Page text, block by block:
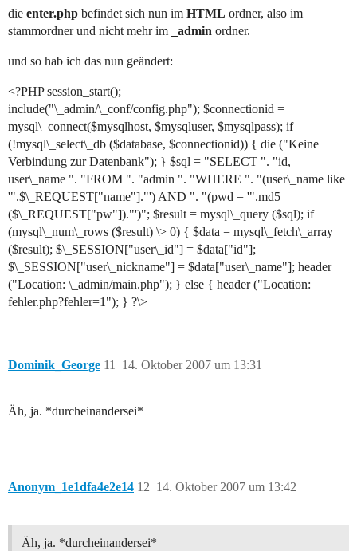
die enter.php befindet sich nun im HTML ordner, also im
stammordner und nicht mehr im
_admin ordner.
und so hab ich das nun geändert:
<?PHP session_start();
include("\_admin/\_conf/config.php"); $connectionid =
mysql\_connect($mysqlhost, $mysqluser, $mysqlpass); if
(!mysql\_select\_db ($database, $connectionid)) { die ("Keine
Verbindung zur Datenbank"); } $sql = "SELECT ". "id,
user\_name ". "FROM ". "admin ". "WHERE ". "(user\_name like
'".$\_REQUEST["name"]."') AND ". "(pwd = '".md5
($\_REQUEST["pw"])."')"; $result = mysql\_query ($sql); if
(mysql\_num\_rows ($result) \> 0) { $data = mysql\_fetch\_array
($result); $\_SESSION["user\_id"] = $data["id"];
$\_SESSION["user\_nickname"] = $data["user\_name"]; header
("Location: \_admin/main.php"); } else { header ("Location:
fehler.php?fehler=1"); } ?\>
Dominik_George 14. Oktober 2007 um 13:31
11
Äh, ja. *durcheinandersei*
Anonym_1e1dfa4e2e14 14. Oktober 2007 um 13:42
12
Äh, ja. *durcheinandersei*